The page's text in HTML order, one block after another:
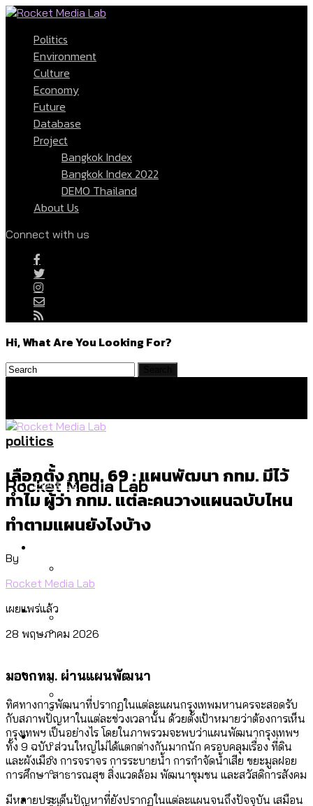
Politics
Environment
Culture
Economy
Future
Database
Project
Bangkok Index
Bangkok Index 2022
DEMO Thailand
About Us
Connect with us
Hi, What Are You Looking For?
Rocket Media Lab
Politics
โดยเขตจตุจักรสูงสุด
ใหม่จะมีงบฯ ประมาณเท่าไร
สมุดจดการบ้าน ส.ก. 2569 : แต่ละเขตมี
ปัญหาอะไรที่ ส.ก. ต้องทำการบ้าน
ลัดวงจรมากที่สุด
สวนสาธารณะและพื้นที่สีเขียวใน กทม. เพิ่ม
ขึ้นและเข้าถึงได้มากน้อยแค่ไหน
Culture
โลกใบเดียว สิทธิไม่เท่ากัน: กฎหมายการ
รับรองเพศของ Transgender ทั่วโลก
ประเทศไหนทำได้บ้าง?
สำรวจ Hate Speech ที่ถูกผลิตซ้ำผ่าน
วิดีโอ AI ในช่วงความขัดแย้งไทย-กัมพูชา
Economy
เมกะโปรเจ็กต์ของ กทม. ในช่วงที่มีการใช้
งบคาบเกี่ยวในยุคชัชชาติ มีอะไร ใช้งบแค่
ไหน
Future
สังคมผู้สูงอายุไทย [ข้อมูลดิบ]
Database
politics
เลือกตั้ง กทม. 69 : แผนพัฒนา กทม. มีไว้
ทำไม ผู้ว่า กทม. แต่ละคนวางแผนฉบับไหน
ทำตามแผนยังไงบ้าง
By
Rocket Media Lab
เผยแพร่แล้ว
28 พฤษภาคม 2026
มองกทม. ผ่านแผนพัฒนา
ทิศทางการพัฒนาที่ปรากฏในแต่ละแผนกรุงเทพมหานครจะสอดรับ
กับสภาพปัญหาในแต่ละช่วงเวลานั้น ด้วยตั้งเป้าหมายว่าต้องการเห็น
กรุงเทพฯ เป็นอย่างไร โดยในภาพรวมจะพบว่าแผนพัฒนากรุงเทพฯ
ทั้ง 9 ฉบับ ส่วนใหญ่ไม่ได้แตกต่างกันมากนัก ครอบคลุมเรื่อง ที่ดิน
และผังเมือง การจราจร การระบายน้ำ การกำจัดน้ำเสีย ขยะมูลฝอย
การศึกษา สาธารณสุข สิ่งแวดล้อม พัฒนาชุมชน และสวัสดิการสังคม
มีหลายประเด็นปัญหาที่ยังปรากฏในแต่ละแผนจนถึงปัจจุบัน เสมือน